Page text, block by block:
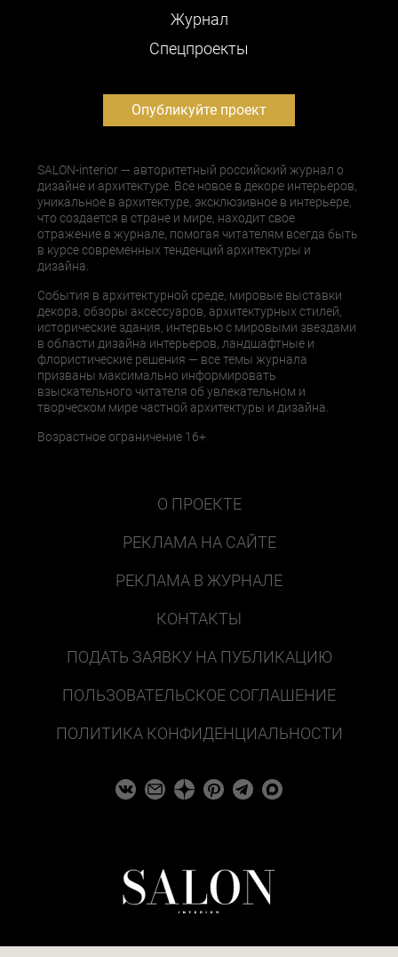
Журнал
Cпецпроекты
Опубликуйте проект
SALON-interior — авторитетный российский журнал о
дизайне и архитектуре. Все новое в декоре интерьеров,
уникальное в архитектуре, эксклюзивное в интерьере,
что создается в стране и мире, находит свое
отражение в журнале, помогая читателям всегда быть
в курсе современных тенденций архитектуры и
дизайна.
События в архитектурной среде, мировые выставки
декора, обзоры аксессуаров, архитектурных стилей,
исторические здания, интервью с мировыми звездами
в области дизайна интерьеров, ландшафтные и
флористические решения — все темы журнала
призваны максимально информировать
взыскательного читателя об увлекательном и
творческом мире частной архитектуры и дизайна.
Возрастное ограничение 16+
О ПРОЕКТЕ
РЕКЛАМА НА САЙТЕ
РЕКЛАМА В ЖУРНАЛЕ
КОНТАКТЫ
ПОДАТЬ ЗАЯВКУ НА ПУБЛИКАЦИЮ
ПОЛЬЗОВАТЕЛЬСКОЕ СОГЛАШЕНИЕ
ПОЛИТИКА КОНФИДЕНЦИАЛЬНОСТИ